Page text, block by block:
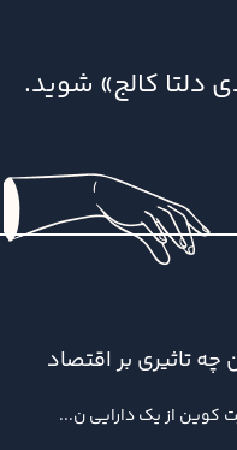
دلتا کالج» شوید.
تاثیری بر اقتصاد
کوین از یک دارایی ن...